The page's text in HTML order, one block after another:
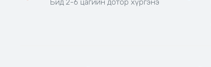
Бид 2-6 цагийн дотор хүргэнэ